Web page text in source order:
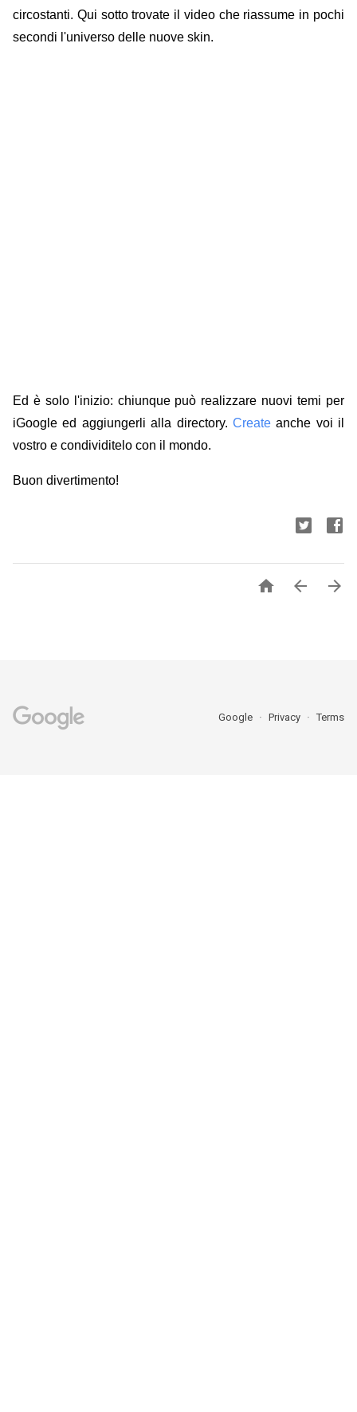
circostanti. Qui sotto trovate il video che riassume in pochi
secondi l'universo delle nuove skin.
Ed è solo l'inizio: chiunque può realizzare nuovi temi per
iGoogle ed aggiungerli alla directory. Createanche voi il
vostro e condividitelo con il mondo.
Buon divertimento!
  
Google Privacy Terms